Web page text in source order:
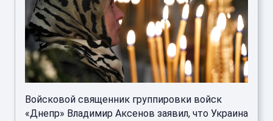
Войсковой священник группировки войск
«Днепр» Владимир Аксенов заявил, что Украина